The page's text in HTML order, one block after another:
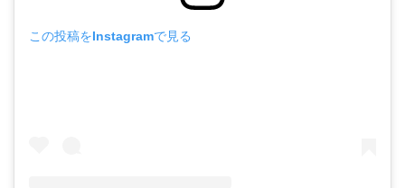
この投稿をInstagramで見る